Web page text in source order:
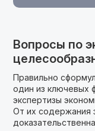
Вопросы по
Правильно
один из ключевых
экспертизы
От их содержания